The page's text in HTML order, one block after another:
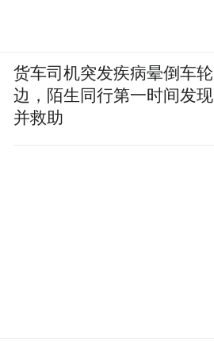
货车司机突发疾病晕倒车轮
边，陌生同行第一时间发现
并救助